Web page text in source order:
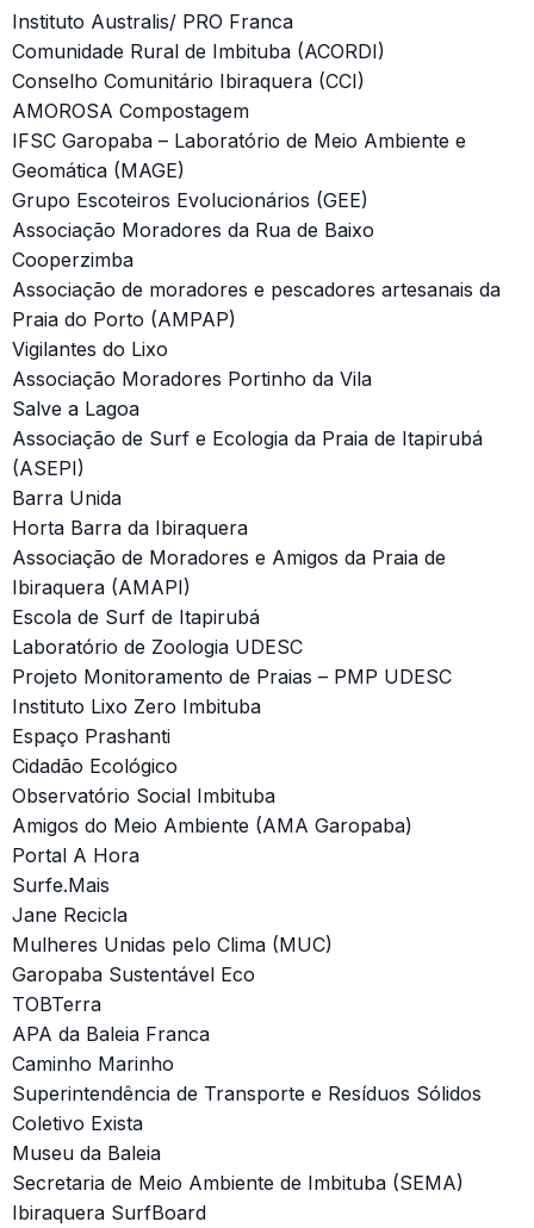
Instituto Australis/ PRO Franca
Comunidade Rural de Imbituba (ACORDI)
Conselho Comunitário Ibiraquera (CCI)
AMOROSA Compostagem
IFSC Garopaba – Laboratório de Meio Ambiente e
Geomática (MAGE)
Grupo Escoteiros Evolucionários (GEE)
Associação Moradores da Rua de Baixo
Cooperzimba
Associação de moradores e pescadores artesanais da
Praia do Porto (AMPAP)
Vigilantes do Lixo
Associação Moradores Portinho da Vila
Salve a Lagoa
Associação de Surf e Ecologia da Praia de Itapirubá
(ASEPI)
Barra Unida
Horta Barra da Ibiraquera
Associação de Moradores e Amigos da Praia de
Ibiraquera (AMAPI)
Escola de Surf de Itapirubá
Laboratório de Zoologia UDESC
Projeto Monitoramento de Praias – PMP UDESC
Instituto Lixo Zero Imbituba
Espaço Prashanti
Cidadão Ecológico
Observatório Social Imbituba
Amigos do Meio Ambiente (AMA Garopaba)
Portal A Hora
Surfe.Mais
Jane Recicla
Mulheres Unidas pelo Clima (MUC)
Garopaba Sustentável Eco
TOBTerra
APA da Baleia Franca
Caminho Marinho
Superintendência de Transporte e Resíduos Sólidos
Coletivo Exista
Museu da Baleia
Secretaria de Meio Ambiente de Imbituba (SEMA)
Ibiraquera SurfBoard